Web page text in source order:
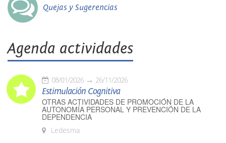
Quejas y Sugerencias
Agenda actividades
08/01/2026 26/11/2026
Estimulación Cognitiva
OTRAS ACTIVIDADES DE PROMOCIÓN DE LA
AUTONOMÍA PERSONAL Y PREVENCIÓN DE LA
DEPENDENCIA
Ledesma